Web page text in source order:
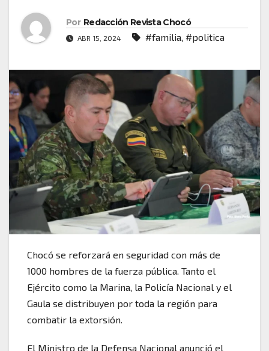
Por Redacción Revista Chocó
ABR 15, 2024 #familia, #politica
Chocó se reforzará en seguridad con más de
1000 hombres de la fuerza pública. Tanto el
Ejército como la Marina, la Policía Nacional y el
Gaula se distribuyen por toda la región para
combatir la extorsión.
El Ministro de la Defensa Nacional anunció el